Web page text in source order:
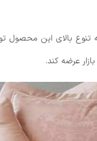
تنوع بالای این محصول
عرضه کند.